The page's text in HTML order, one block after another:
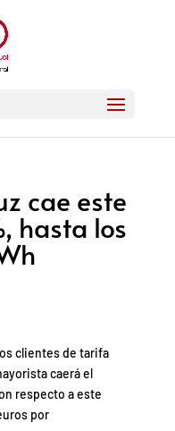
cae este
hasta los
clientes de tarifa
caerá el
respecto a este
por